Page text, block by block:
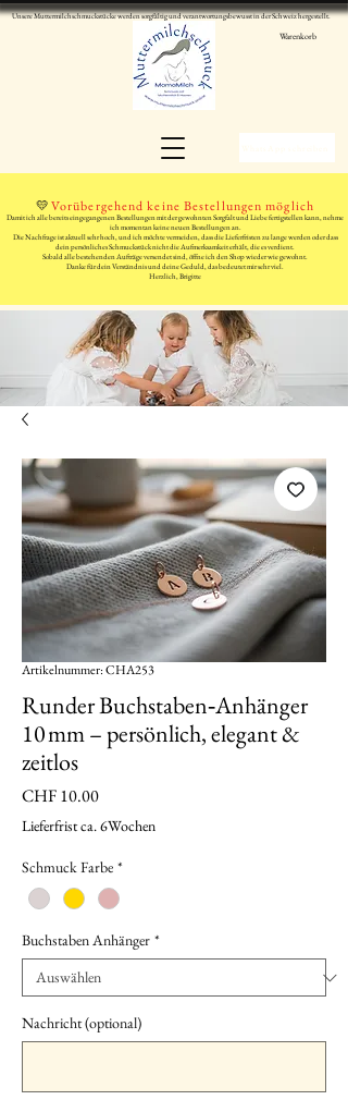
Unsere Muttermilchschmuckstücke werden sorgfältig und verantwortungsbewusst in der Schweiz hergestellt.
Warenkorb
💛Vorübergehend keine Bestellungen möglich
Damit ich alle bereits eingegangenen Bestellungen mit der gewohnten Sorgfalt und Liebe fertigstellen kann, nehme
ich momentan keine neuen Bestellungen an.
Die Nachfrage ist aktuell sehr hoch, und ich möchte vermeiden, dass die Lieferfristen zu lange werden oder dass
dein persönliches Schmuckstück nicht die Aufmerksamkeit erhält, die es verdient.
Sobald alle bestehenden Aufträge versendet sind, öffne ich den Shop wieder wie gewohnt.
Danke für dein Verständnis und deine Geduld, das bedeutet mir sehr viel.
Herzlich, Brigitte
Artikelnummer: CHA253
Runder Buchstaben‑Anhänger
10 mm – persönlich, elegant &
zeitlos
CHF 10.00Preis
Lieferfrist ca. 6Wochen
Schmuck Farbe *
Buchstaben Anhänger *
Nachricht (optional)